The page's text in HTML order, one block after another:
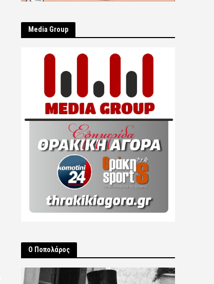
Μedia Group
Ο Ποπολάρος